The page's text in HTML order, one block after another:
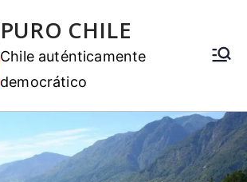
PURO CHILE
Chile auténticamente
democrático